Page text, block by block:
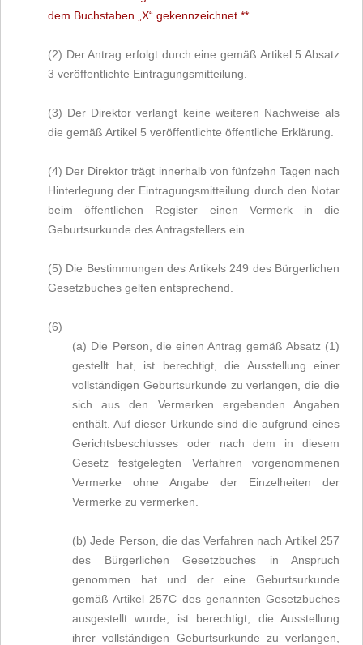
dem Buchstaben „X“ gekennzeichnet.**
(2) Der Antrag erfolgt durch eine gemäß Artikel 5 Absatz
3 veröffentlichte Eintragungsmitteilung.
(3) Der Direktor verlangt keine weiteren Nachweise als
die gemäß Artikel 5 veröffentlichte öffentliche Erklärung.
(4) Der Direktor trägt innerhalb von fünfzehn Tagen nach
Hinterlegung der Eintragungsmitteilung durch den Notar
beim öffentlichen Register einen Vermerk in die
Geburtsurkunde des Antragstellers ein.
(5) Die Bestimmungen des Artikels 249 des Bürgerlichen
Gesetzbuches gelten entsprechend.
(6)
(a) Die Person, die einen Antrag gemäß Absatz (1)
gestellt hat, ist berechtigt, die Ausstellung einer
vollständigen Geburtsurkunde zu verlangen, die die
sich aus den Vermerken ergebenden Angaben
enthält. Auf dieser Urkunde sind die aufgrund eines
Gerichtsbeschlusses oder nach dem in diesem
Gesetz festgelegten Verfahren vorgenommenen
Vermerke ohne Angabe der Einzelheiten der
Vermerke zu vermerken.
(b) Jede Person, die das Verfahren nach Artikel 257
des Bürgerlichen Gesetzbuches in Anspruch
genommen hat und der eine Geburtsurkunde
gemäß Artikel 257C des genannten Gesetzbuches
ausgestellt wurde, ist berechtigt, die Ausstellung
ihrer vollständigen Geburtsurkunde zu verlangen,